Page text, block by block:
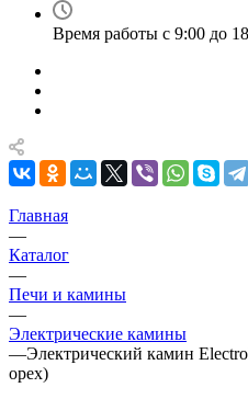
Время работы с 9:00 до
Главная
—
Каталог
—
Печи и камины
—
Электрические камины
—Электрический камин
орех)